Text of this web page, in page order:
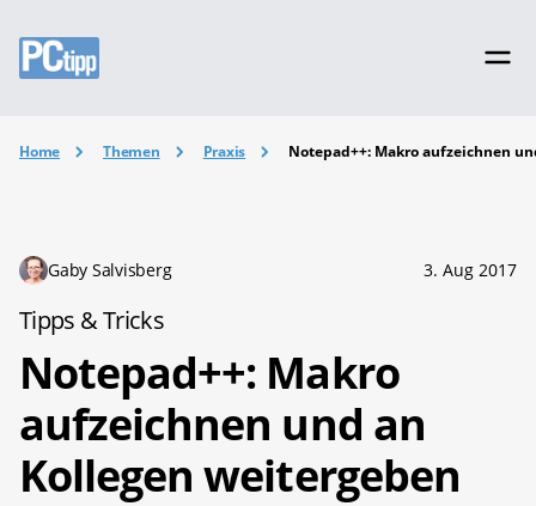
Home Themen Praxis Notepad++: Makro aufzeichnen
Gaby Salvisberg 3. Aug 2017
Tipps & Tricks
Notepad++: Makro
aufzeichnen und an
Kollegen weitergeben